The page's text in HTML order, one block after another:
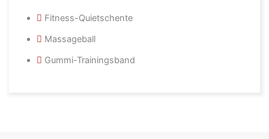
Fitness-Quietschente
Massageball
Gummi-Trainingsband